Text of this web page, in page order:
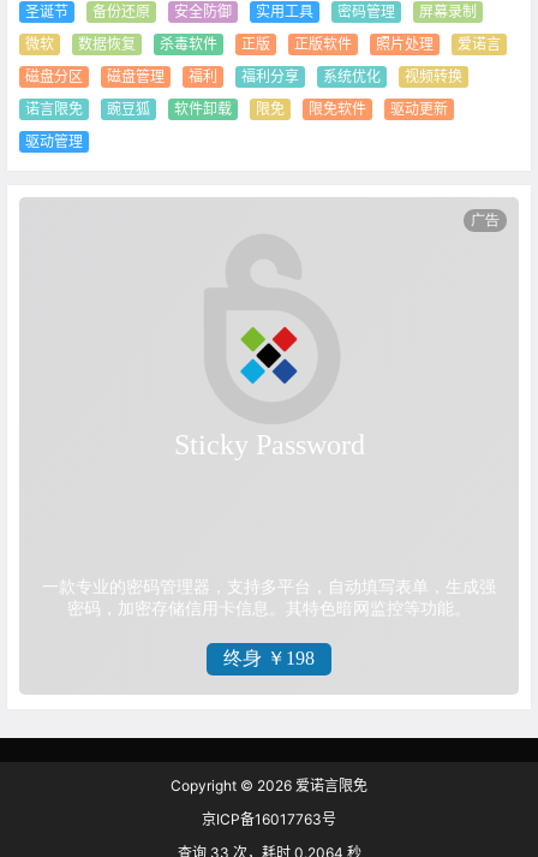
圣诞节
备份还原 安全防御 实用工具 密码管理
屏幕录制
微软
数据恢复 杀毒软件 正版 正版软件 照片处理
爱诺言
磁盘分区
磁盘管理 福利 福利分享 系统优化
视频转换
诺言限免
豌豆狐 软件卸载 限免 限免软件
驱动更新
驱动管理
Copyright © 2026 爱诺言限免
京ICP备16017763号
查询 33 次，耗时 0.2064 秒